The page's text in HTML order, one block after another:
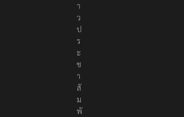
า
ว
ป
ร
ะ
ช
า
สั
ม
พั